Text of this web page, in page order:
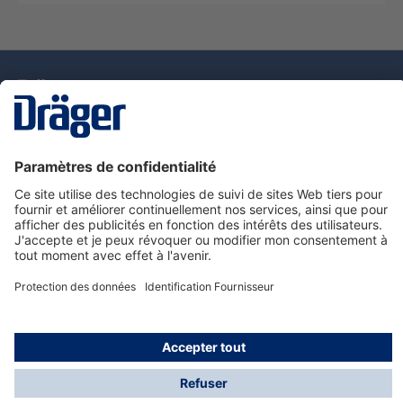
Nous contacter
Service de e-commande Dräger
Informations sur les produits
© Dräger France SAS, 2024
*Prix hors taxe. Frais de gestion et de livraison standard
offerts; Indépendamment de la valeur ou du volume de